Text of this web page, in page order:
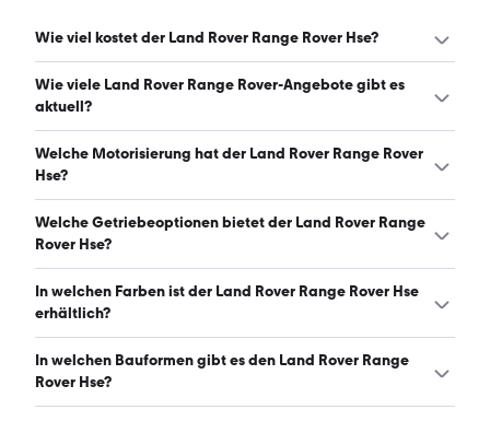
Wie viel kostet der Land Rover Range Rover Hse?
Ein guter Preis für einen Land Rover Range Rover Hse liegt
zwischen 113.737 € und 164.740 €. Leasingangebote
Wie viele Land Rover Range Rover-Angebote gibt es
aktuell?
Es gibt insgesamt 267 Land Rover Range Rover bei
mobile.de, davon 196 Gebraucht- und 71 Neuwagen.
Welche Motorisierung hat der Land Rover Range Rover
Hse?
Der Land Rover Range Rover Hse hat Leistungen zwischen
220 und 551 PS. (Stand: 7.8.2026)
Welche Getriebeoptionen bietet der Land Rover Range
Rover Hse?
Der Land Rover Range Rover Hse ist mit automatischem
und halbautomatischem Getriebe erhältlich. (Stand:
In welchen Farben ist der Land Rover Range Rover Hse
erhältlich?
Den Land Rover Range Rover Hse gibt es in folgenden
Farben: schwarz, grau, grün, blau, weiß, gold, silber,
In welchen Bauformen gibt es den Land Rover Range
Rover Hse?